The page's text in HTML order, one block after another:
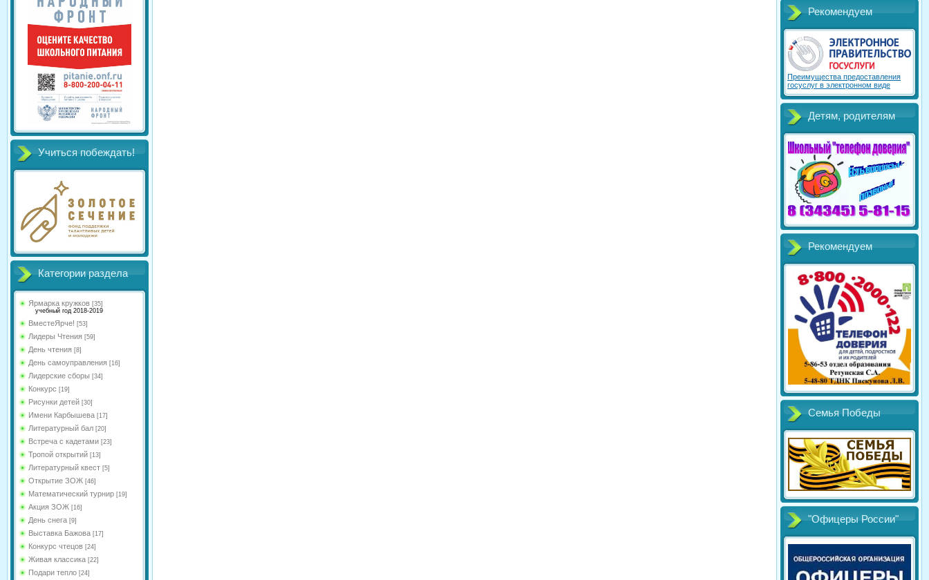
Учиться побеждать!
Категории раздела
Ярмарка кружков [35]
учебный год 2018-2019
ВместеЯрче! [53]
Лидеры Чтения [59]
День чтения [8]
День самоуправления [16]
Лидерские сборы [34]
Конкурс [19]
Рисунки детей [30]
Имени Карбышева [17]
Литературный бал [20]
Встреча с кадетами [23]
Тропой открытий [13]
Литературный квест [5]
Открытие ЗОЖ [46]
Математический турнир [19]
Акция ЗОЖ [16]
День снега [9]
Выставка Бажова [17]
Конкурс чтецов [24]
Живая классика [22]
Подари тепло [24]
Рекомендуем
Преимущества предоставления
госуслуг в электронном виде
Детям, родителям
Рекомендуем
Семья Победы
"Офицеры России"